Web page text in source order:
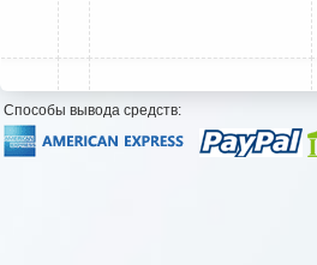
Способы вывода средств: